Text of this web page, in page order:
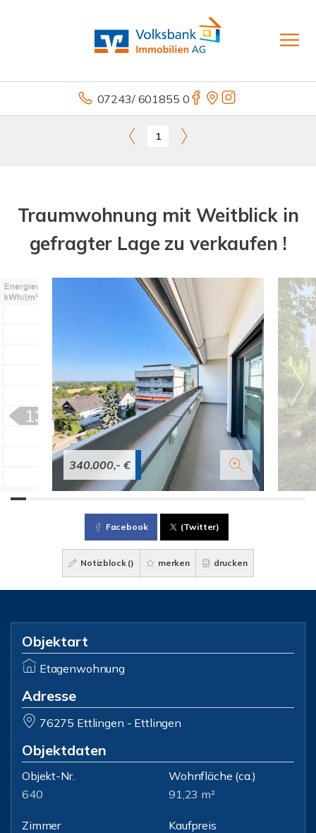
07243/ 601855 0
1
Traumwohnung mit Weitblick in
gefragter Lage zu verkaufen !
340.000,- €
Facebook (Twitter)
Notizblock () merken drucken
Objektart
Etagenwohnung
Adresse
76275 Ettlingen - Ettlingen
Objektdaten
Objekt-Nr.
640
Wohnfläche (ca.)
91,23 m²
Zimmer
Kaufpreis